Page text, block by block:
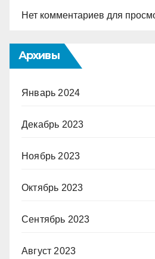
Нет комментариев для
Архивы
Январь 2024
Декабрь 2023
Ноябрь 2023
Октябрь 2023
Сентябрь 2023
Август 2023